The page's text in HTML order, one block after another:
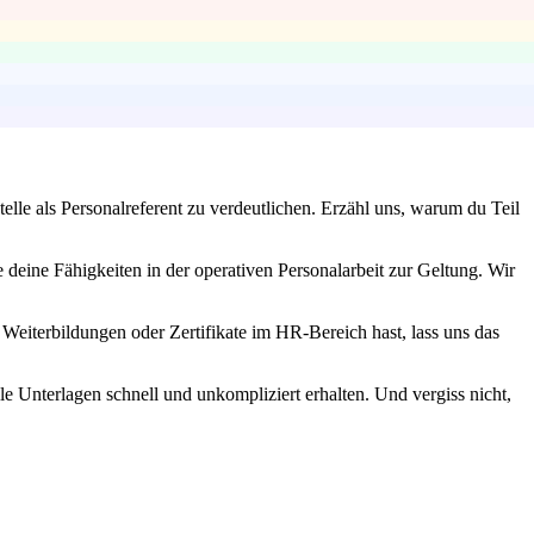
als Personalreferent zu verdeutlichen. Erzähl uns, warum du Teil
Fähigkeiten in der operativen Personalarbeit zur Geltung. Wir
oder Zertifikate im HR-Bereich hast, lass uns das
Unterlagen schnell und unkompliziert erhalten. Und vergiss nicht,